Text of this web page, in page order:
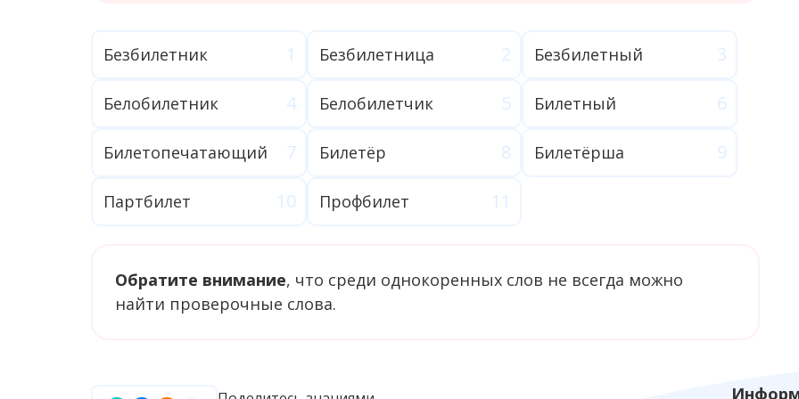
Безбилетник Безбилетница Безбилетный
Белобилетник Белобилетчик Билетный
Билетопечатающий Билетёр Билетёрша
Партбилет Профбилет
Обратите внимание, что среди однокоренных слов не всегда можно
найти проверочные слова.